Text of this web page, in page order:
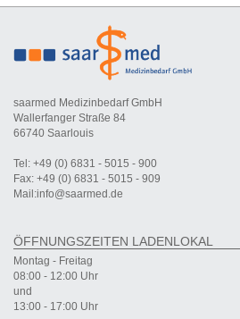
saarmed Medizinbedarf GmbH
Wallerfanger Straße 84
66740 Saarlouis
Tel: +49 (0) 6831 - 5015 - 900
Fax: +49 (0) 6831 - 5015 - 909
Mail:info@saarmed.de
ÖFFNUNGSZEITEN LADENLOKAL
Montag - Freitag
08:00 - 12:00 Uhr
und
13:00 - 17:00 Uhr